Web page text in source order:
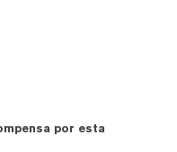
por esta